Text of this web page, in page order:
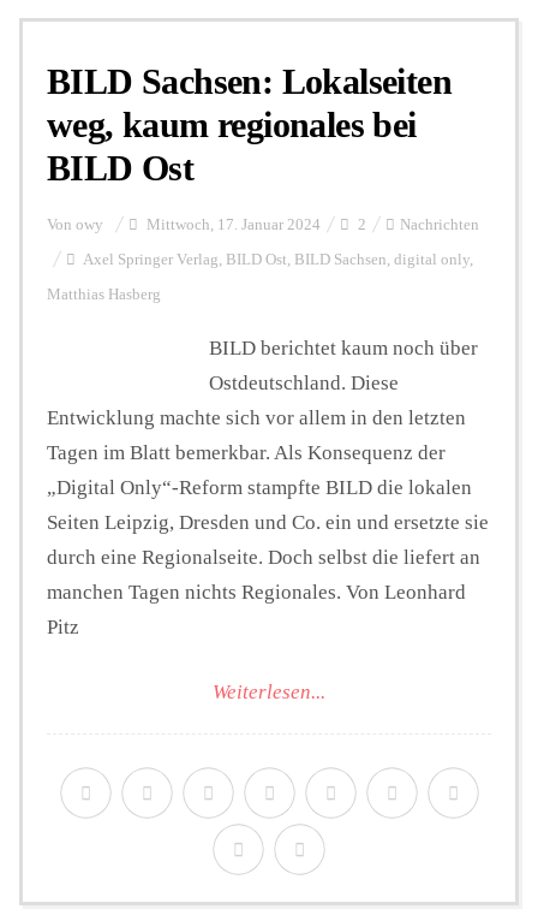
BILD Sachsen: Lokalseiten
weg, kaum regionales bei
BILD Ost
Von owy Mittwoch, 17. Januar 2024 2 Nachrichten
Axel Springer Verlag, BILD Ost, BILD Sachsen, digital only,
Matthias Hasberg
BILD berichtet kaum noch über
Ostdeutschland. Diese
Entwicklung machte sich vor allem in den letzten
Tagen im Blatt bemerkbar. Als Konsequenz der
„Digital Only“-Reform stampfte BILD die lokalen
Seiten Leipzig, Dresden und Co. ein und ersetzte sie
durch eine Regionalseite. Doch selbst die liefert an
manchen Tagen nichts Regionales. Von Leonhard
Pitz
Weiterlesen...